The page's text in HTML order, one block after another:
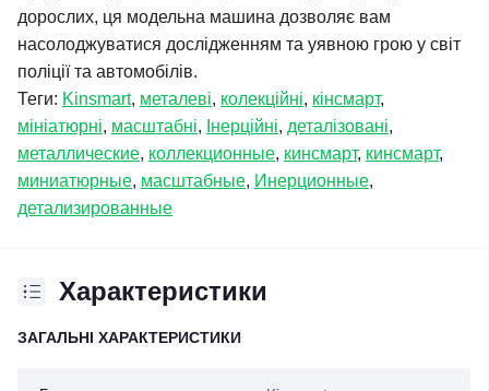
дорослих, ця модельна машина дозволяє вам
насолоджуватися дослідженням та уявною грою у світ
поліції та автомобілів.
Теги: Kinsmart, металеві, колекційні, кінсмарт,
мініатюрні, масштабні, Інерційні, деталізовані,
металлические, коллекционные, кинсмарт, кинсмарт,
миниатюрные, масштабные, Инерционные,
детализированные
Характеристики
ЗАГАЛЬНІ ХАРАКТЕРИСТИКИ